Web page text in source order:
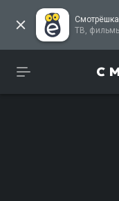
Смотрёшка